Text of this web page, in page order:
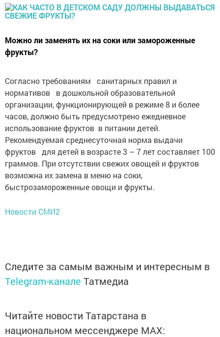
Можно ли заменять их на соки или замороженные
фрукты?
Согласно требованиям санитарных правил и
нормативов в дошкольной образовательной
организации, функционирующей в режиме 8 и более
часов, должно быть предусмотрено ежедневное
использование фруктов в питании детей.
Рекомендуемая среднесуточная норма выдачи
фруктов для детей в возрасте 3 – 7 лет составляет 100
граммов. При отсутствии свежих овощей и фруктов
возможна их замена в меню на соки,
быстрозамороженные овощи и фрукты.
Новости СМИ2
Следите за самым важным и интересным в
Telegram-канале Татмедиа
Читайте новости Татарстана в
национальном мессенджере MАХ: